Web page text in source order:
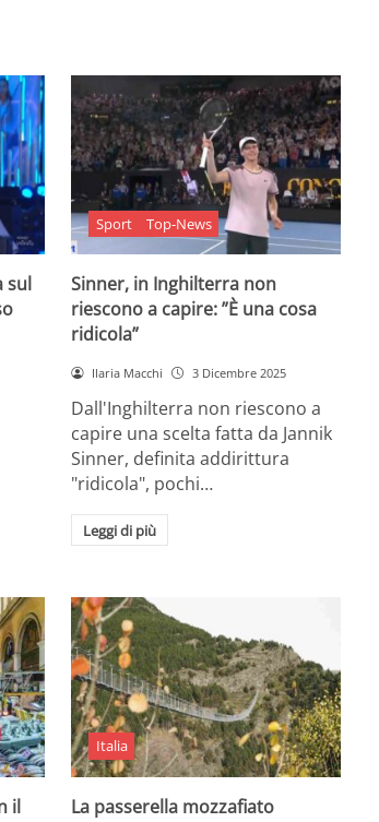
sul
Sport Top-News
Sinner, in Inghilterra non
riescono a capire: ”È una cosa
ridicola”
Ilaria Macchi 3 Dicembre 2025
Dall'Inghilterra non riescono a
capire una scelta fatta da Jannik
Sinner, definita addirittura
"ridicola", pochi…
Leggi di più
il
Italia
La passerella mozzafiato